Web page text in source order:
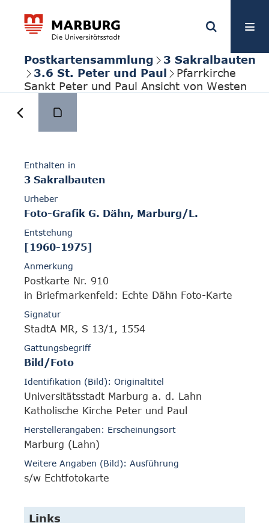
Postkartensammlung
3 Sakralbauten
3.6 St. Peter und Paul
Pfarrkirche
Sankt Peter und Paul Ansicht von Westen
Enthalten in
3 Sakralbauten
Urheber
Foto-Grafik G. Dähn, Marburg/L.
Entstehung
[1960-1975]
Anmerkung
Postkarte Nr. 910
in Briefmarkenfeld: Echte Dähn Foto-Karte
Signatur
StadtA MR, S 13/1, 1554
Gattungsbegriff
Bild/Foto
Identifikation (Bild): Originaltitel
Universitätsstadt Marburg a. d. Lahn
Katholische Kirche Peter und Paul
Herstellerangaben: Erscheinungsort
Marburg (Lahn)
Weitere Angaben (Bild): Ausführung
s/w Echtfotokarte
Links